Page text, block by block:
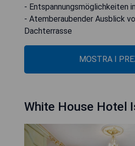
- Entspannungsmöglichkeiten
- Atemberaubender Ausblick
Dachterrasse
MOSTRA I
White House Hotel